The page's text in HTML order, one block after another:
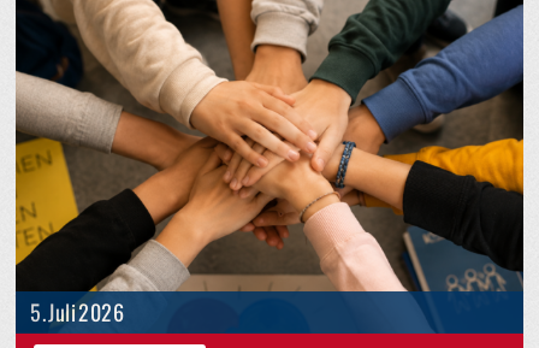
5. Juli 2026